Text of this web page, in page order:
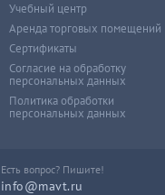
Учебный центр
Аренда торговых помещений
Сертификаты
Согласие на обработку
персональных данных
Политика обработки
персональных данных
Есть вопрос? Пишите!
info@mavt.ru